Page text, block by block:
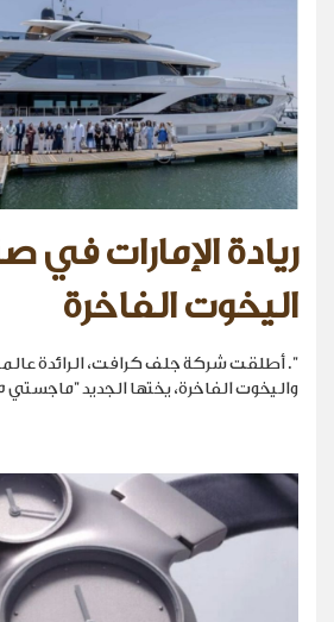
ريادة الإمارات في
اليخوت الفاخرة
". أطلقت شركة جلف كرافت، الرائدة
واليخوت الفاخرة، يختها الجديد "ماجستي 145